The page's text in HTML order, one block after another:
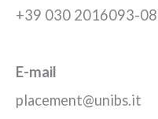
+39 030 2016093-
E-mail
placement@unibs.it